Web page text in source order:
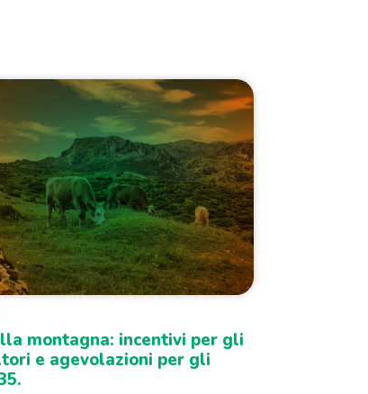
montagna: incentivi per gli
e agevolazioni per gli